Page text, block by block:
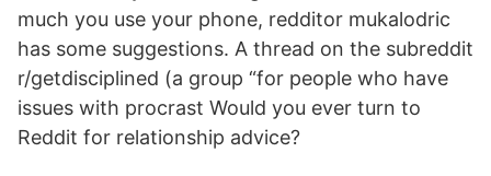
much you use your phone, redditor mukalodric
has some suggestions. A thread on the subreddit
r/getdisciplined (a group “for people who have
issues with procrast Would you ever turn to
Reddit for relationship advice?